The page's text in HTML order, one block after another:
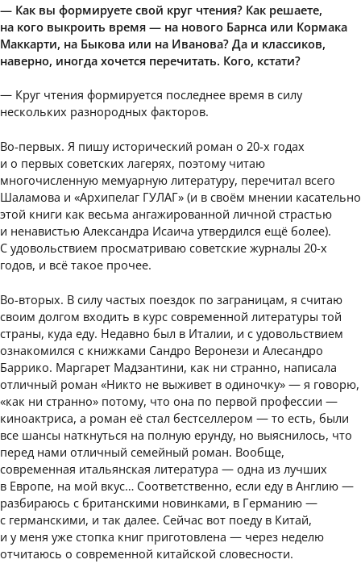
— Как вы формируете свой круг чтения? Как решаете,
на кого выкроить время — на нового Барнса или Кормака
Маккарти, на Быкова или на Иванова? Да и классиков,
наверно, иногда хочется перечитать. Кого, кстати?
— Круг чтения формируется последнее время в силу
нескольких разнородных факторов.
Во-первых. Я пишу исторический роман о 20-х годах
и о первых советских лагерях, поэтому читаю
многочисленную мемуарную литературу, перечитал всего
Шаламова и «Архипелаг ГУЛАГ» (и в своём мнении касательно
этой книги как весьма ангажированной личной страстью
и ненавистью Александра Исаича утвердился ещё более).
С удовольствием просматриваю советские журналы 20-х
годов, и всё такое прочее.
Во-вторых. В силу частых поездок по заграницам, я считаю
своим долгом входить в курс современной литературы той
страны, куда еду. Недавно был в Италии, и с удовольствием
ознакомился с книжками Сандро Веронези и Алесандро
Баррико. Маргарет Мадзантини, как ни странно, написала
отличный роман «Никто не выживет в одиночку» — я говорю,
«как ни странно» потому, что она по первой профессии —
киноактриса, а роман её стал бестселлером — то есть, были
все шансы наткнуться на полную ерунду, но выяснилось, что
перед нами отличный семейный роман. Вообще,
современная итальянская литература — одна из лучших
в Европе, на мой вкус… Соответственно, если еду в Англию —
разбираюсь с британскими новинками, в Германию —
с германскими, и так далее. Сейчас вот поеду в Китай,
и у меня уже стопка книг приготовлена — через неделю
отчитаюсь о современной китайской словесности.